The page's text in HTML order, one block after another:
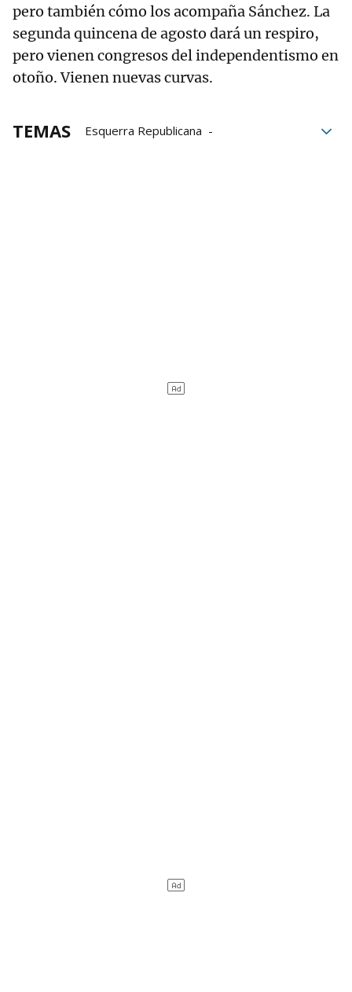
pero también cómo los acompaña Sánchez. La
segunda quincena de agosto dará un respiro,
pero vienen congresos del independentismo en
otoño. Vienen nuevas curvas.
TEMAS
Esquerra Republicana